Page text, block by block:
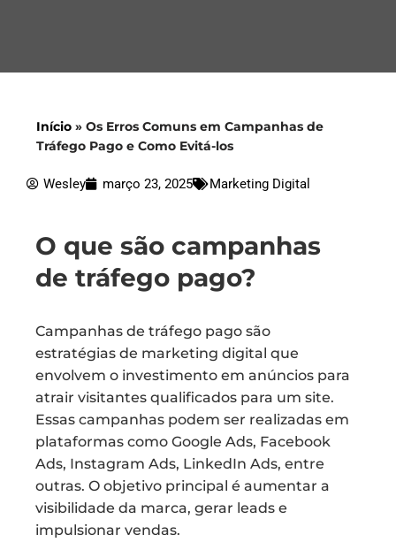
Início » Os Erros Comuns em Campanhas de
Tráfego Pago e Como Evitá-los
Wesley março 23, 2025 Marketing Digital
O que são campanhas
de tráfego pago?
Campanhas de tráfego pago são
estratégias de marketing digital que
envolvem o investimento em anúncios para
atrair visitantes qualificados para um site.
Essas campanhas podem ser realizadas em
plataformas como Google Ads, Facebook
Ads, Instagram Ads, LinkedIn Ads, entre
outras. O objetivo principal é aumentar a
visibilidade da marca, gerar leads e
impulsionar vendas.